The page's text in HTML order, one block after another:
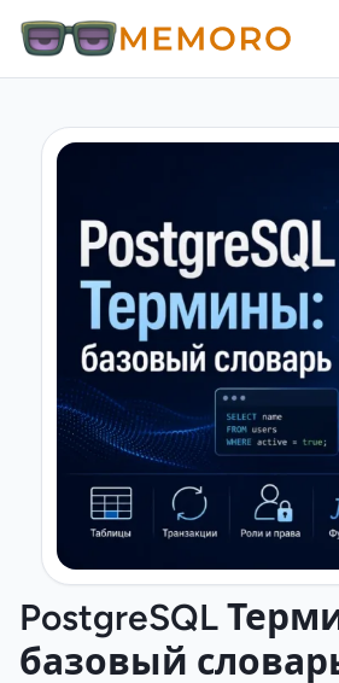
PostgreSQL
базовый